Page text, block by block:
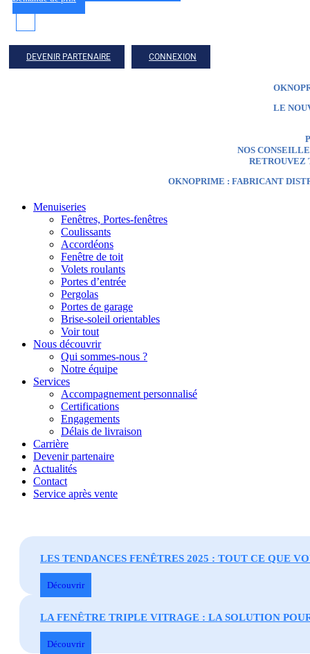
DEVENIR PARTENAIRE CONNEXION
LE
NOS
RETROUVEZ
OKNOPRIME : FABRICANT
Menuiseries
Fenêtres, Portes-fenêtres
Coulissants
Accordéons
Fenêtre de toit
Volets roulants
Portes d’entrée
Pergolas
Portes de garage
Brise-soleil orientables
Voir tout
Nous découvrir
Qui sommes-nous ?
Notre équipe
Services
Accompagnement personnalisé
Certifications
Engagements
Délais de livraison
Carrière
Devenir partenaire
Actualités
Contact
Service après vente
LES TENDANCES FENÊTRES 2025 : TOUT CE QUE
Découvrir
LA FENÊTRE TRIPLE VITRAGE : LA SOLUTION
Découvrir